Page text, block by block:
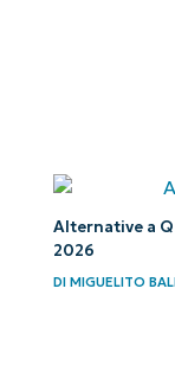
Alternative a
2026
DIMIGUELITO